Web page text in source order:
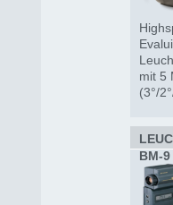
mit 5
(3°/
BM-9